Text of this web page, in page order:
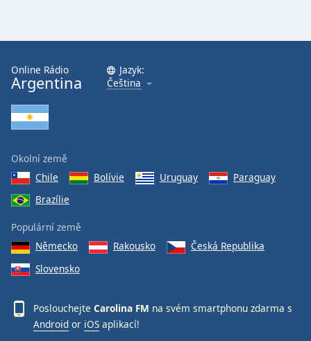
Online Rádio
Argentina
Jazyk:
Čeština
Okolní země
Chile
Bolívie Uruguay
Paraguay
Brazílie
Populární země
Německo
Rakousko
Česká Republika
Slovensko
Poslouchejte Carolina FM na svém smartphonu zdarma s
Android or iOS aplikací!